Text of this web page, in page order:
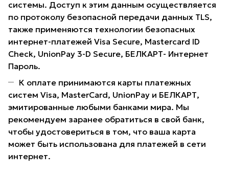
системы. Доступ к этим данным осуществляется
по протоколу безопасной передачи данных TLS,
также применяются технологии безопасных
интернет-платежей Visa Secure, Mastercard ID
Check, UnionPay 3-D Secure, БЕЛКАРТ- Интернет
Пароль.
К оплате принимаются карты платежных
систем Visa, MasterCard, UnionPay и БЕЛКАРТ,
эмитированные любыми банками мира. Мы
рекомендуем заранее обратиться в свой банк,
чтобы удостовериться в том, что ваша карта
может быть использована для платежей в сети
интернет.